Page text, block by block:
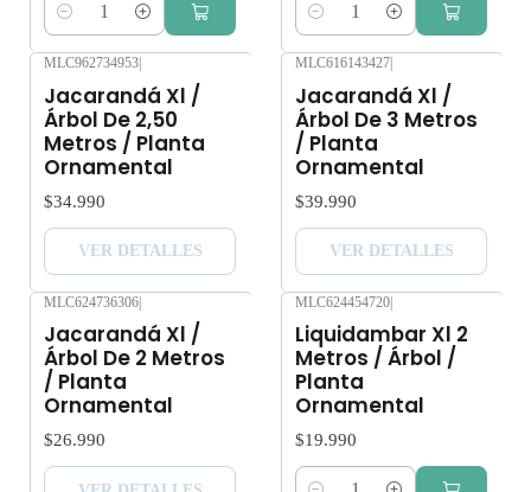
Cantidad Cantidad
MLC962734953
Jacarandá Xl /
Árbol De 2,50
Metros / Planta
Ornamental
$34.990
VER DETALLES
MLC616143427
Jacarandá Xl /
Árbol De 3 Metros
/ Planta
Ornamental
$39.990
VER DETALLES
MLC624736306|
Jacarandá Xl /
Árbol De 2 Metros
/ Planta
Ornamental
$26.990
MLC624454720|
Liquidambar Xl 2
Metros / Árbol /
Planta
Ornamental
$19.990